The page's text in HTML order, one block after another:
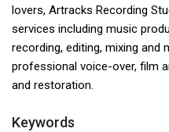
lovers, Artracks Recording
services including music
recording, editing, mixing and
professional voice-over, film
and restoration.
Keywords